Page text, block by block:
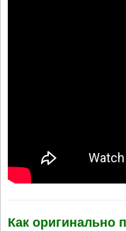
Как оригинально